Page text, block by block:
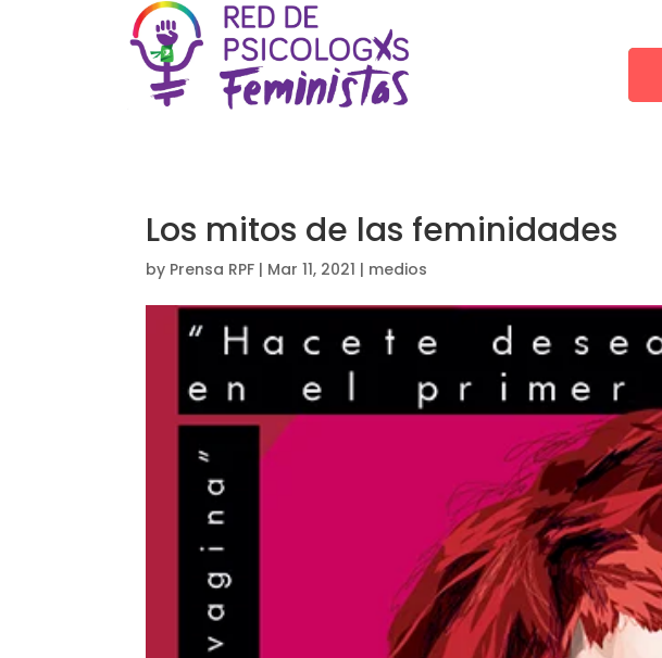
Los mitos de las feminidades
by Prensa RPF | Mar 11, 2021 | medios